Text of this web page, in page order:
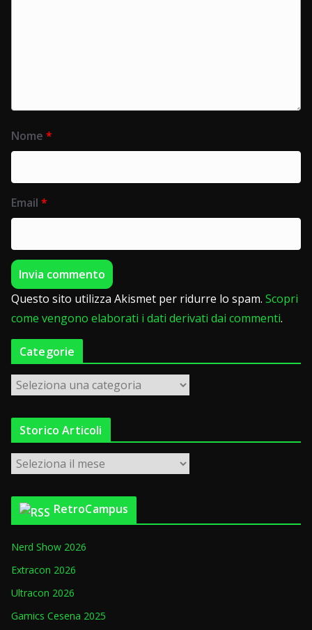
Nome *
Email *
Questo sito utilizza Akismet per ridurre lo spam. Scopri
come vengono elaborati i dati derivati dai commenti.
Categorie
a
t
g
Storico Articoli
t
o
c
o
r
t
RetroCampus
Nerd Show 2026
Extracon 2026
Ultracon 2026
Gamics Cesena 2025